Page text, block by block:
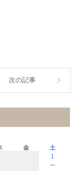
次の記事
金
土
1
－